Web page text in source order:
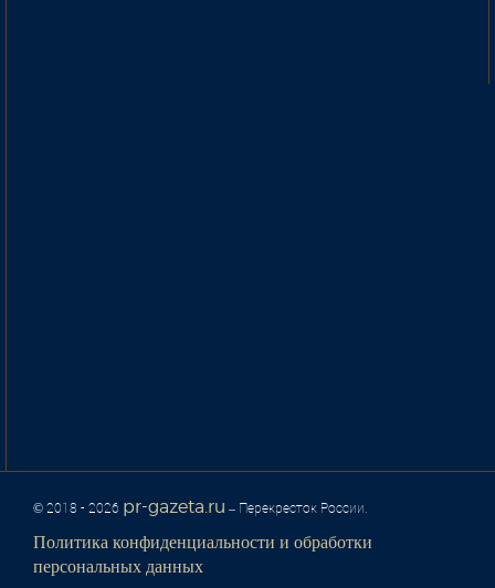
© 2018 - 2026 pr-gazeta.ru – Перекресток России.
Политика конфиденциальности и обработки
персональных данных